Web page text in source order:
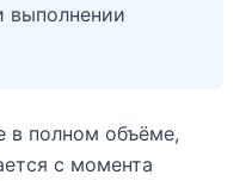
выполнении
в полном объёме,
с момента